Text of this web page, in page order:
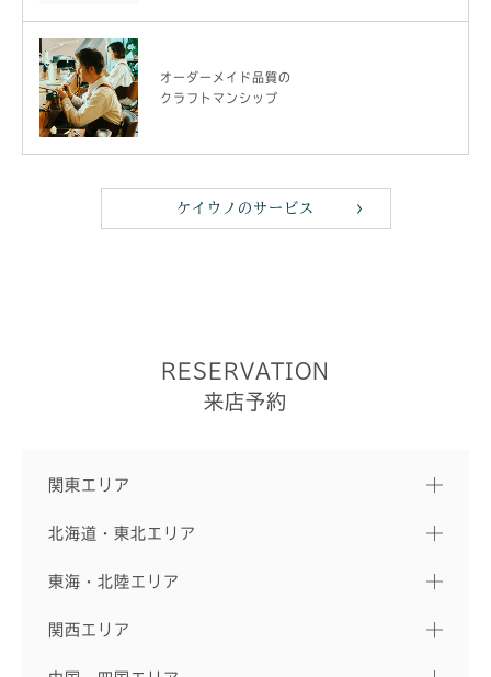
オーダーメイド品質の
クラフトマンシップ
ケイウノのサービス
RESERVATION
来店予約
関東エリア
北海道・東北エリア
東海・北陸エリア
関西エリア